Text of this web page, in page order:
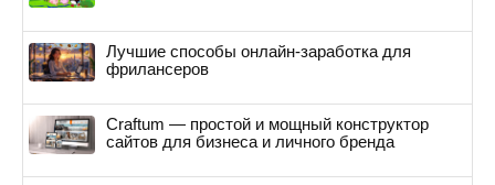
Лучшие способы онлайн-заработка для
фрилансеров
Craftum — простой и мощный конструктор
сайтов для бизнеса и личного бренда